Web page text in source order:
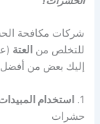
شركات مكافحة
للتخلص من العتة
إليك بعض من
1. استخدام
حشرات